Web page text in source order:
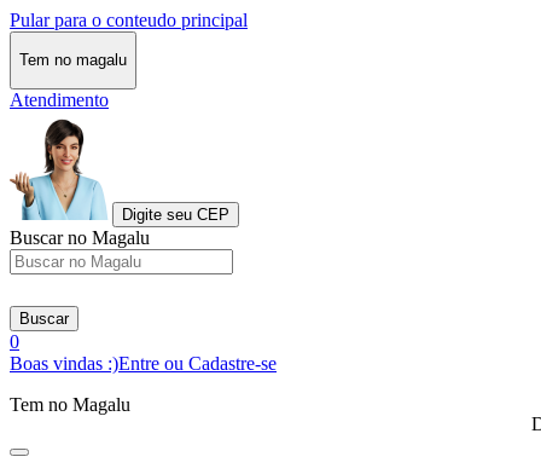
Pular para o conteudo principal
Tem no magalu
Atendimento
Digite seu CEP
Buscar no Magalu
Buscar
0
Boas vindas :)Entre ou Cadastre-se
Tem no Magalu